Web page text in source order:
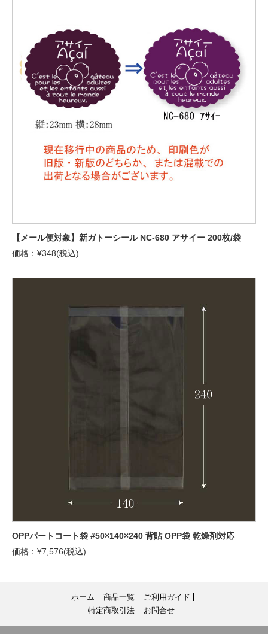
【メール便対象】新ガトーシール NC-680 アサイー 200枚/袋
価格：¥348(税込)
OPPパートコート袋 #50×140×240 背貼 OPP袋 乾燥剤対応
価格：¥7,576(税込)
ホーム 商品一覧
ご利用ガイド
特定商取引法
お問合せ